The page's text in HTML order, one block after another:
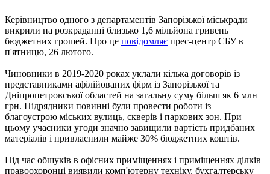
Керівництво одного з департаментів Запорізької міськради
викрили на розкраданні близько 1,6 мільйона гривень
бюджетних грошей. Про це повідомляє прес-центр СБУ в
п'ятницю, 26 лютого.
Чиновники в 2019-2020 роках уклали кілька договорів із
представниками афілійованих фірм із Запорізької та
Дніпропетровської областей на загальну суму більш як 6 млн
грн. Підрядники повинні були провести роботи із
благоустрою міських вулиць, скверів і паркових зон. При
цьому учасники угоди значно завищили вартість придбаних
матеріалів і привласнили майже 30% бюджетних коштів.
Під час обшуків в офісних приміщеннях і приміщеннях ділків
правоохоронці виявили комп'ютерну техніку, бухгалтерську